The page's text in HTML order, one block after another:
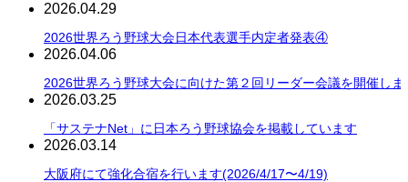
2026.04.29
2026世界ろう野球大会日本代表選手内定者発表④
2026.04.06
2026世界ろう野球大会に向けた第２回リーダー会議を開催しま
2026.03.25
「サステナNet」に日本ろう野球協会を掲載しています
2026.03.14
大阪府にて強化合宿を行います(2026/4/17〜4/19)